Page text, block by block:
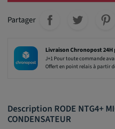
Partager
Livraison Chronopost
J+1 Pour toute commande
Offert en point relais à partir
Description RODE NTG4+
CONDENSATEUR